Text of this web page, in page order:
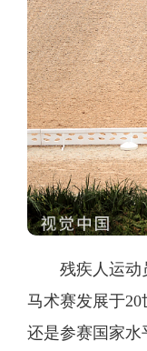
残疾人运动
马术赛发展于
还是参赛国家水